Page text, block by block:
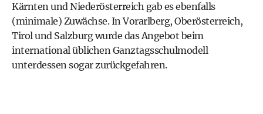
Kärnten und Niederösterreich gab es ebenfalls
(minimale) Zuwächse. In Vorarlberg, Oberösterreich,
Tirol und Salzburg wurde das Angebot beim
international üblichen Ganztagsschulmodell
unterdessen sogar zurückgefahren.